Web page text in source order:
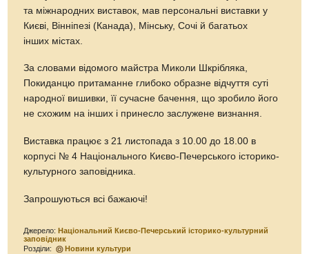
та міжнародних виставок, мав персональні виставки у
Києві, Вінніпезі (Канада), Мінську, Сочі й багатьох
інших містах.
За словами відомого майстра Миколи Шкрібляка,
Покиданцю притаманне глибоко образне відчуття суті
народної вишивки, її сучасне бачення, що зробило його
не схожим на інших і принесло заслужене визнання.
Виставка працює з 21 листопада з 10.00 до 18.00 в
корпусі № 4 Національного Києво-Печерського історико-
культурного заповідника.
Запрошуються всі бажаючі!
Джерело: Нацiональний Києво-Печерський iсторико-культурний
заповiдник
Розділи:
Новини культури